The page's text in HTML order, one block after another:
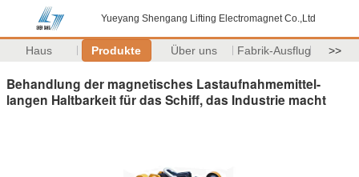
Yueyang Shengang Lifting Electromagnet Co.,Ltd
Haus Produkte Über uns Fabrik-Ausflug >>
Behandlung der magnetisches Lastaufnahmemittel-
langen Haltbarkeit für das Schiff, das Industrie macht